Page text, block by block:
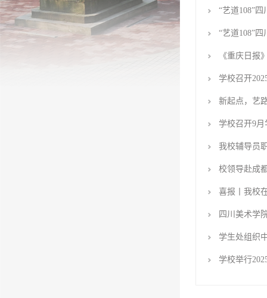
“艺道108”
“艺道108”
《重庆日报
学校召开
新起点，艺
学校召开9
我校辅导员
校领导赴成
喜报丨我校
四川美术学
学生处组织
学校举行